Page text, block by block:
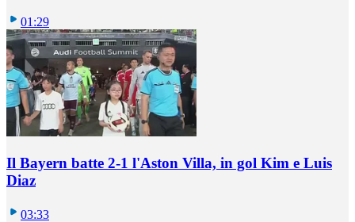
01:29
Il Bayern batte 2-1 l'Aston Villa, in gol Kim e Luis
Diaz
03:33